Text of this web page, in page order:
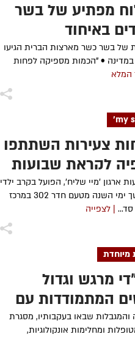
מפתיע של בשר
באיחוד
של בשר כשר מארצות הברית הגיעו
במדינה • "הכמות מספיקה לפחות
המלא
צעירות השתתפו
לקראת שבועות
ארגון 'מיי שליח', הפועל בקרב ילדי
השלוחים בכל משך ימי השנה מטעם חדר 302 במרכז
סד... | לצפייה
מיוחדת
מרגש וגדול
נשים המתמודדות עם
והמגבלות שבאו בעקבותיו, מסגרת
ומחלימות אונקולוגיות,